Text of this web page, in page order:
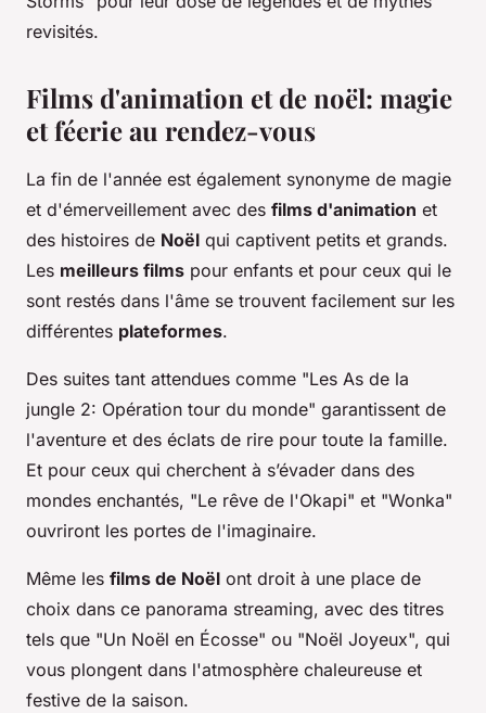
revisités.
Films d'animation et de noël: magie
et féerie au rendez-vous
La fin de l'année est également synonyme de magie
et d'émerveillement avec des films d'animation et
des histoires de Noël qui captivent petits et grands.
Les meilleurs films pour enfants et pour ceux qui le
sont restés dans l'âme se trouvent facilement sur les
différentes plateformes.
Des suites tant attendues comme "Les As de la
jungle 2: Opération tour du monde" garantissent de
l'aventure et des éclats de rire pour toute la famille.
Et pour ceux qui cherchent à s’évader dans des
mondes enchantés, "Le rêve de l'Okapi" et "Wonka"
ouvriront les portes de l'imaginaire.
Même les films de Noël ont droit à une place de
choix dans ce panorama streaming, avec des titres
tels que "Un Noël en Écosse" ou "Noël Joyeux", qui
vous plongent dans l'atmosphère chaleureuse et
festive de la saison.